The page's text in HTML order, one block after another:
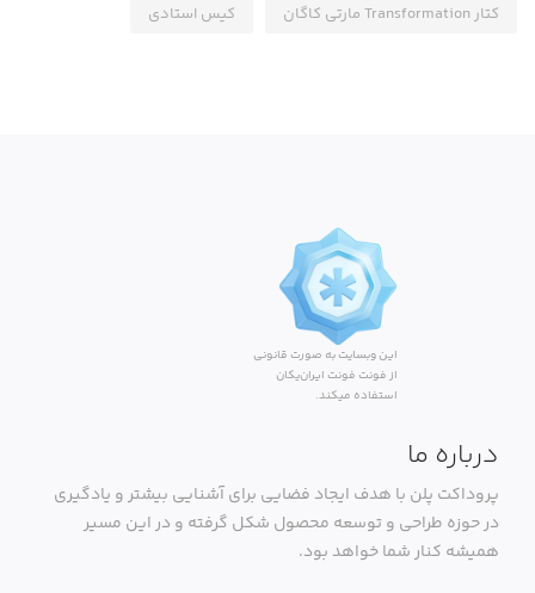
کتار Transformation مارتی کاگان کیس استادی
درباره ما
پروداکت پلن با هدف ایجاد فضایی برای آشنایی بیشتر و یادگیری
در حوزه طراحی و توسعه محصول شکل گرفته و در این مسیر
همیشه کنار شما خواهد بود.
این وبسایت به صورت قانونی
از فونت فونت ایران‌یکان
استفاده میکند.